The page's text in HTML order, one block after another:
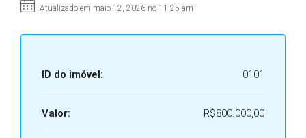
Atualizado em maio 12, 2026 no 11:25 am
ID do imóvel: 0101
Valor: R$800.000,00